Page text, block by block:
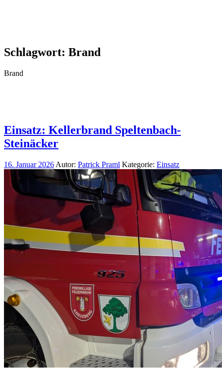
Schlagwort: Brand
Brand
Einsatz: Kellerbrand Speltenbach-
Steinäcker
16. Januar 2026 Autor: Patrick Praml Kategorie: Einsatz